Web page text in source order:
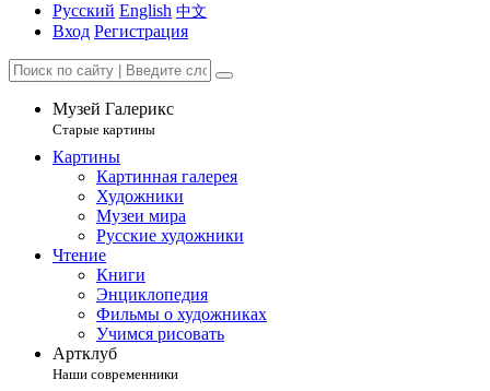
Русский English 中文
Вход Регистрация
Музей Галерикс
Старые картины
Картины
Картинная галерея
Художники
Музеи мира
Русские художники
Чтение
Книги
Энциклопедия
Фильмы о художниках
Учимся рисовать
Артклуб
Наши современники